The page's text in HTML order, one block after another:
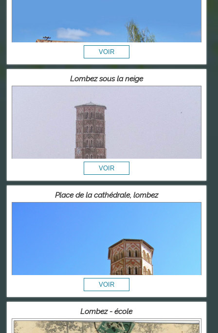
Lombez sous la neige
Place de la cathédrale, lombez
Lombez - école